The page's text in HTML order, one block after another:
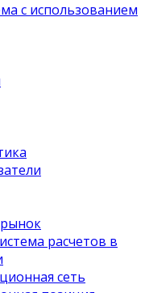
с использованием
расчетов в
сеть